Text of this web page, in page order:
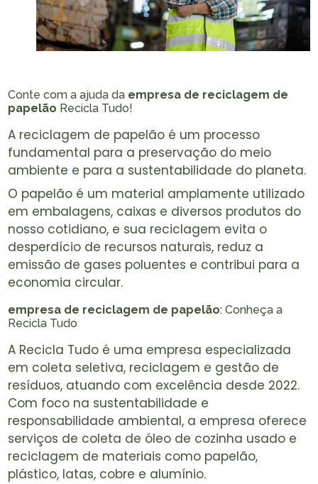
Conte com a ajuda da empresa de reciclagem de
papelão Recicla Tudo!
A reciclagem de papelão é um processo
fundamental para a preservação do meio
ambiente e para a sustentabilidade do planeta.
O papelão é um material amplamente utilizado
em embalagens, caixas e diversos produtos do
nosso cotidiano, e sua reciclagem evita o
desperdício de recursos naturais, reduz a
emissão de gases poluentes e contribui para a
economia circular.
empresa de reciclagem de papelão: Conheça a
Recicla Tudo
A Recicla Tudo é uma empresa especializada
em coleta seletiva, reciclagem e gestão de
resíduos, atuando com excelência desde 2022.
Com foco na sustentabilidade e
responsabilidade ambiental, a empresa oferece
serviços de coleta de óleo de cozinha usado e
reciclagem de materiais como papelão,
plástico, latas, cobre e alumínio.